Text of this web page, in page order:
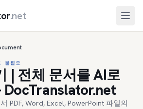
.net 메뉴
불필요
| 전체 문서를 AI로
DocTranslator.net
PDF, Word, Excel, PowerPoint 파일의